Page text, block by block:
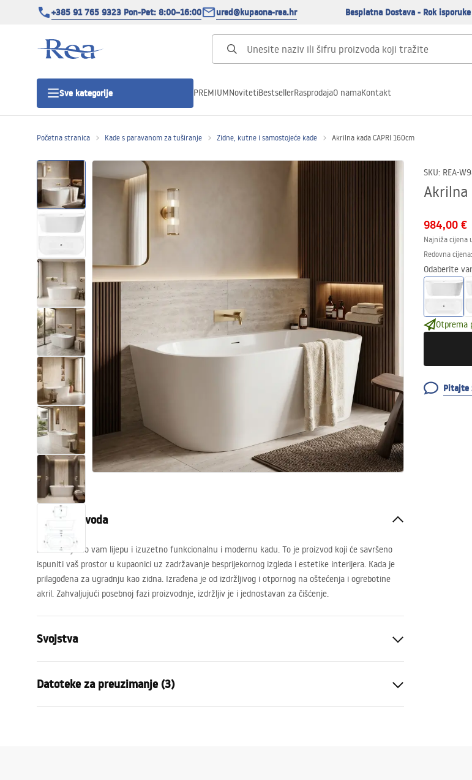
+385 91 765 9323 Pon-Pet: 8:00–16:00 ured@kupaona-rea.hr Besplatna Dostava - Rok
Sve kategorije
Tuš vrata
Tuš kade
Tuš Kanalice
WC školjke
Umivaonici
Kade i paravani
Miješalice, pipe, slavine
Tuševi
Kuhinja
Pribor i kupaonski namještaj
PREMIUMNovitetiBestsellerRasprodajaO namaKontakt
Početna stranica Kade s paravanom za tuširanje Zidne, kutne i samostojeće kade Akrilna kada CAPRI 160cm
SKU: REA-
Akrilna
984,00 €
Najniža cijena
Redovna cijena:
Odaberite
Otprema
Pitajte
Opis proizvoda
Predstavljamo vam lijepu i izuzetno funkcionalnu i modernu kadu. To je proizvod koji će savršeno
ispuniti vaš prostor u kupaonici uz zadržavanje besprijekornog izgleda i estetike interijera. Kada je
prilagođena za ugradnju kao zidna. Izrađena je od izdržljivog i otpornog na oštećenja i ogrebotine
akril. Zahvaljujući posebnoj fazi proizvodnje, izdržljiv je i jednostavan za čišćenje.
Svojstva
Boja
Materijal
Akril
Datoteke za preuzimanje (3)